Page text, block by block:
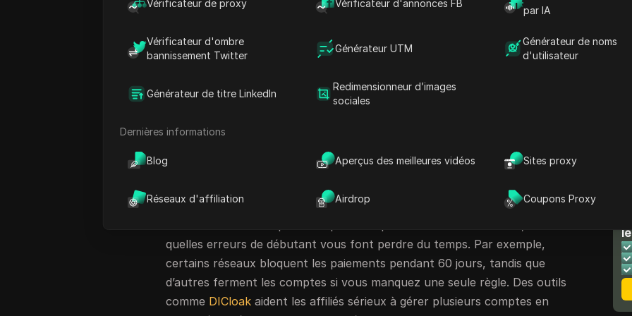
Vérificateur de proxy Vérificateur d'annonces FB
par IA
Vérificateur d'ombre
bannissement Twitter
Générateur UTM
Générateur de noms
d'utilisateur
Générateur de titre LinkedIn
Redimensionneur d’images
sociales
Dernières informations
Blog Aperçus des meilleures vidéos Sites proxy
Réseaux d'affiliation Airdrop Coupons Proxy
pour débutants,
pensant que s’inscrire équivaut à de l’argent. Ils
premier paiement peut prendre des mois. Les conseils courants disent «
partagez votre lien », mais ce n’est que la moitié de l’histoire. Sans la
bonne approche, les gens finissent par tourner en rond : choisir des
offres au hasard, n’avoir aucun trafic ou manquer des conditions basiques
La vraie difficulté n’est pas de trouver un programme, c’est de
transformer l’effort en un vrai revenu. Vous devez savoir quels
programmesd’affiliation
pour débutants rémunèrent réellement,
quelles erreurs de débutant vous font perdre du temps. Par exemple,
certains réseaux bloquent les paiements pendant 60 jours, tandis que
d’autres ferment les comptes si vous manquez une seule règle. Des outils
comme DICloak aident les affiliés sérieux à gérer plusieurs comptes en